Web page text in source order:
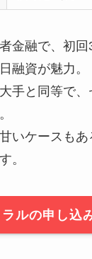
金融で、初回
融資が魅力。
手と同等で
いケースもあ
。
ルの申し込